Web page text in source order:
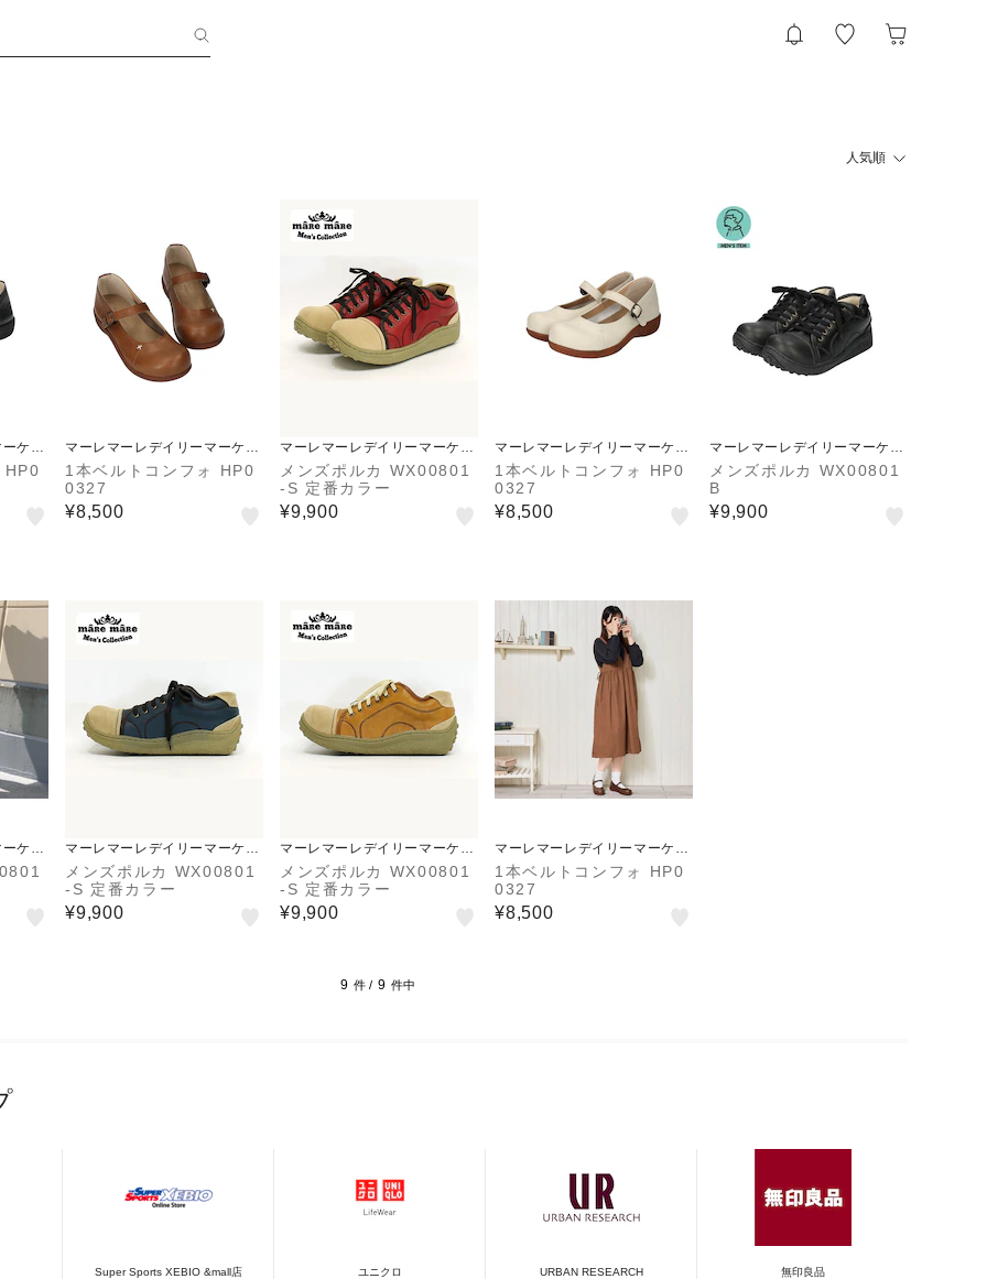
人気順
ケッ
HP0
マーレマーレデイリーマーケッ
ト
1本ベルトコンフォ HP0
0327
¥8,500
マーレマーレデイリーマーケッ
ト
メンズポルカ WX00801
-S 定番カラー
¥9,900
マーレマーレデイリーマーケッ
ト
1本ベルトコンフォ HP0
0327
¥8,500
マーレマーレデイリーマーケッ
ト
メンズポルカ WX00801
B
¥9,900
ケッ
マーレマーレデイリーマーケッ
ト
メンズポルカ WX00801
-S 定番カラー
¥9,900
マーレマーレデイリーマーケッ
ト
メンズポルカ WX00801
-S 定番カラー
¥9,900
マーレマーレデイリーマーケッ
ト
1本ベルトコンフォ HP0
0327
¥8,500
9 件 / 9 件中
Super Sports XEBIO &mall店
ユニクロ
URBAN RESEARCH
無印良品